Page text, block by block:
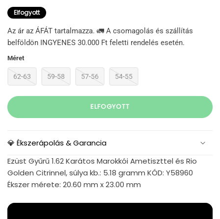
Elfogyott
Az ár az ÁFÁT tartalmazza. 🚛 A csomagolás és szállítás
belföldön INGYENES 30.000 Ft feletti rendelés esetén.
Méret
62-63 59-58 57-56 54-55
ELFOGYOTT
💎 Ékszerápolás & Garancia
Ezüst Gyűrű 1.62 Karátos Marokkói Ametiszttel és Rio
Golden Citrinnel, súlya kb.: 5.18 gramm KÓD: Y58960
Ékszer mérete: 20.60 mm x 23.00 mm